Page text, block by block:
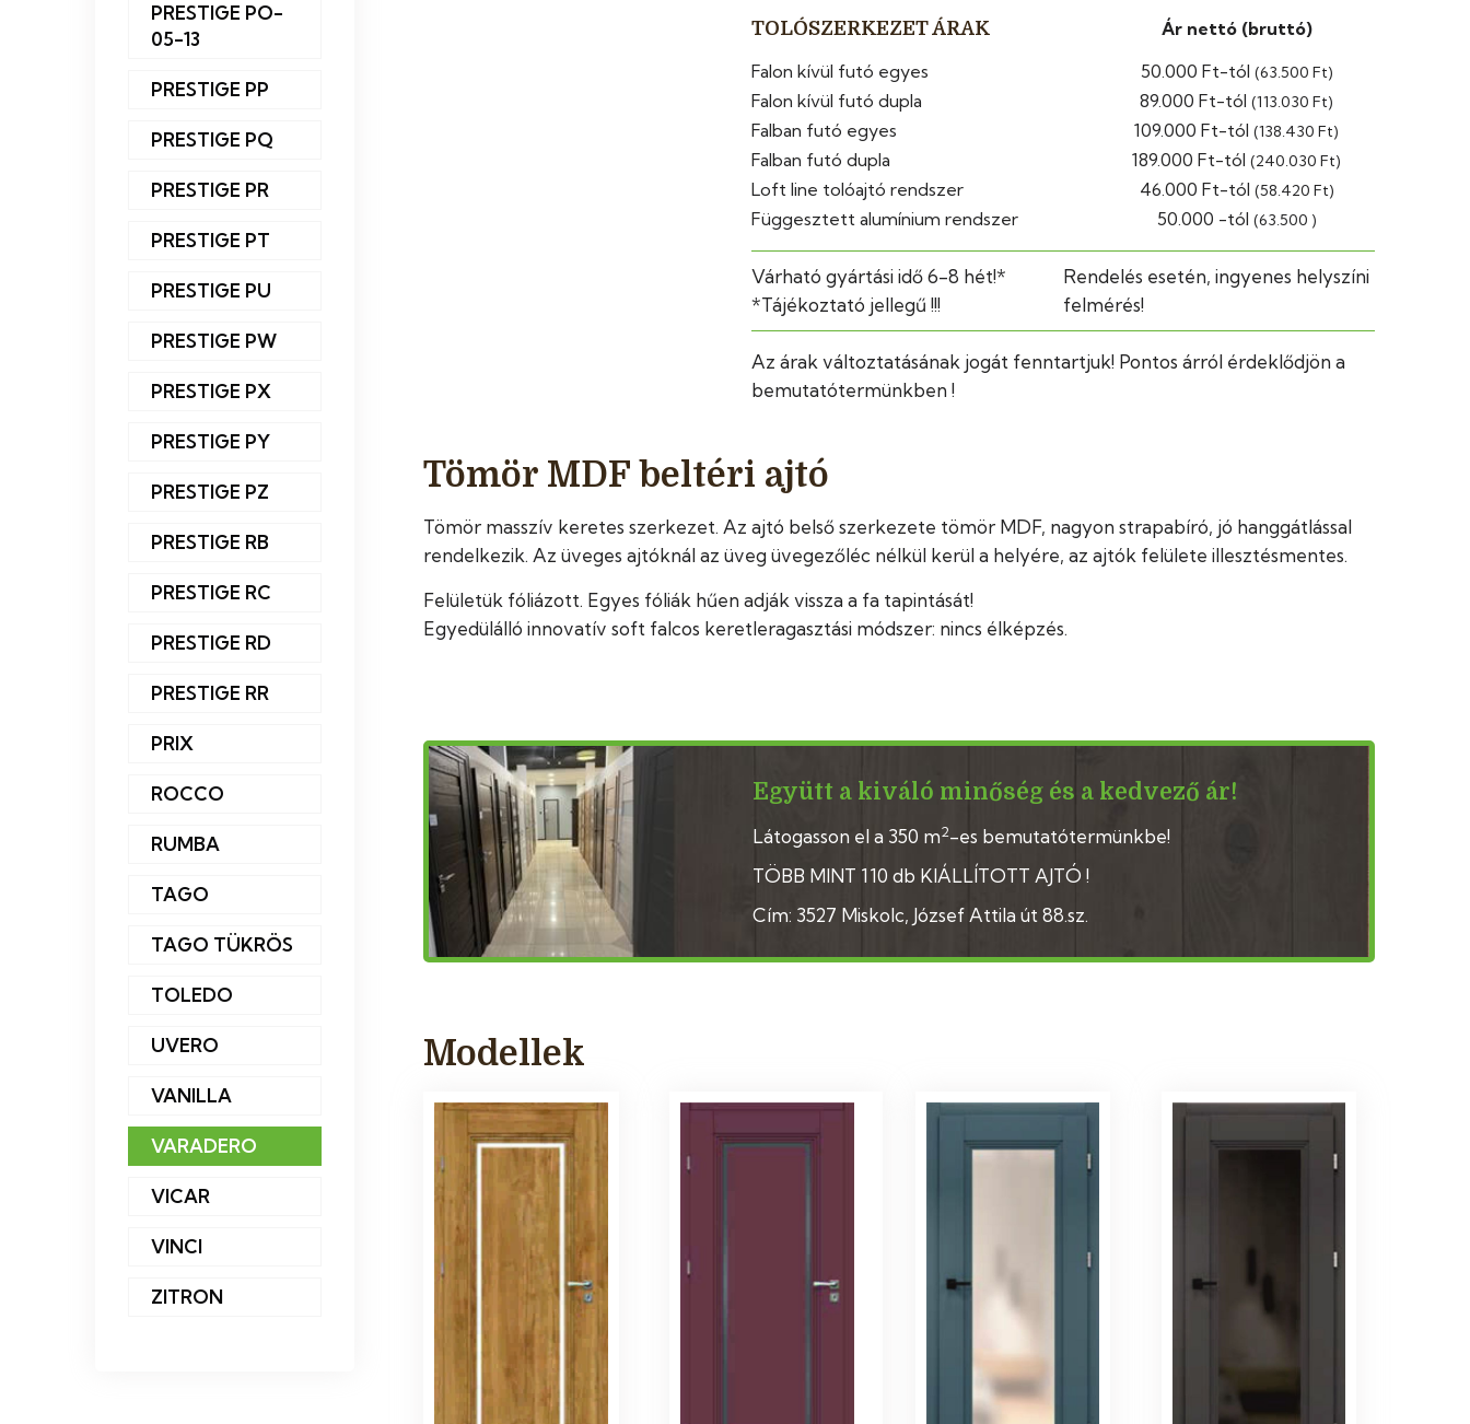
PRESTIGE PO-
05-13
PRESTIGE PP
PRESTIGE PQ
PRESTIGE PR
PRESTIGE PT
PRESTIGE PU
PRESTIGE PW
PRESTIGE PX
PRESTIGE PY
PRESTIGE PZ
PRESTIGE RB
PRESTIGE RC
PRESTIGE RD
PRESTIGE RR
PRIX
ROCCO
RUMBA
TAGO
TAGO TÜKRÖS
TOLEDO
UVERO
VANILLA
VARADERO
VICAR
VINCI
ZITRON
TOLÓSZERKEZET ÁRAK
Ár nettó (bruttó)
Falon kívül futó egyes
50.000 Ft-tól (63.500 Ft)
Falon kívül futó dupla 89.000 Ft-tól(113.030 Ft)
Falban futó egyes 109.000 Ft-tól(138.430 Ft)
Falban futó dupla 189.000 Ft-tól(240.030 Ft)
Loft line tolóajtó rendszer 46.000 Ft-tól (58.420 Ft)
Függesztett alumínium rendszer 50.000 -tól (63.500 )
Várható gyártási idő 6-8 hét!*
*Tájékoztató jellegű !!!
Rendelés esetén, ingyenes helyszíni
felmérés!
Az árak változtatásának jogát fenntartjuk! Pontos árról érdeklődjön a
bemutatótermünkben !
Tömör MDF beltéri ajtó
Tömör masszív keretes szerkezet. Az ajtó belső szerkezete tömör MDF, nagyon strapabíró, jó hanggátlással
rendelkezik. Az üveges ajtóknál az üveg üvegezőléc nélkül kerül a helyére, az ajtók felülete illesztésmentes.
Felületük fóliázott. Egyes fóliák hűen adják vissza a fa tapintását!
Egyedülálló innovatív soft falcos keretleragasztási módszer: nincs élképzés.
Együtt a kiváló minőség és a kedvező ár!
Látogasson el a 350 m2-es bemutatótermünkbe!
TÖBB MINT 110 db KIÁLLÍTOTT AJTÓ !
Cím: 3527 Miskolc, József Attila út 88.sz.
Modellek